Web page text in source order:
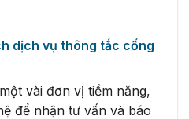
dịch vụ thông tắc cống
vài đơn vị tiềm năng,
để nhận tư vấn và báo